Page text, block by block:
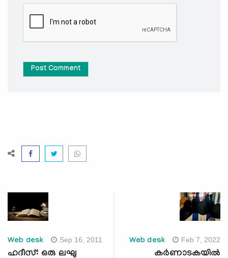
Post Comment
Web desk Sep 16, 2011
ഹദീസ്: ഒരു ലഘു
Web desk Feb 7, 2022
കര്‍ണാടകയില്‍